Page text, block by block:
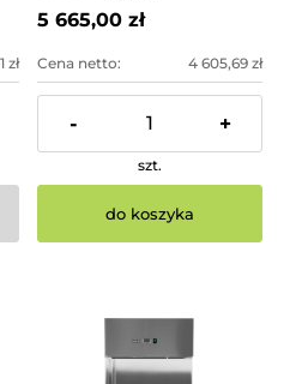
zł
5 665,00 zł
Cena netto: 4 605,69 zł
- +
szt.
do koszyka